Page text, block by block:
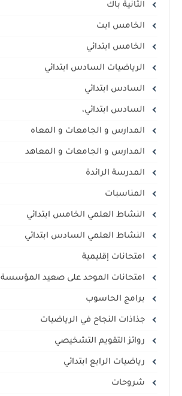
الثانية باك
الخامس ابت
الخامس ابتدائي
الرياضيات السادس ابتدائي
السادس ابتدائي
السادس ابتدائي،
المدارس و الجامعات و المعاه
المدارس و الجامعات و المعاهد
المدرسة الرائدة
المناسبات
النشاط العلمي الخامس ابتدائي
النشاط العلمي السادس ابتدائي
امتحانات إقليمية
امتحانات الموحد على صعيد المؤسسة
برامج الحاسوب
جذاذات النجاح في الرياضيات
روائز التقويم التشخيصي
رياضيات الرابع ابتدائي
شروحات